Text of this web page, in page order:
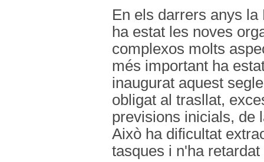
En els darrers anys
ha estat les noves
complexos molts
més important ha
inaugurat aquest
obligat al trasllat,
previsions inicials, de
Això ha dificultat
tasques i n'ha